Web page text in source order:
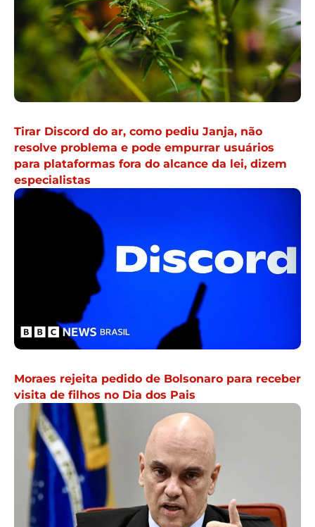
Tirar Discord do ar, como pediu Janja, não
resolve problema e pode empurrar usuários
para plataformas fora do alcance da lei, dizem
especialistas
Moraes rejeita pedido de Bolsonaro para receber
visita de filhos no Dia dos Pais